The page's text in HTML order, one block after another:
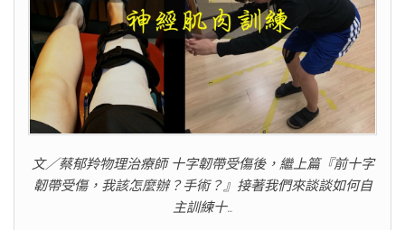
文／蔡郁羚物理治療師 十字韌帶受傷後，繼上篇『前十字
韌帶受傷，我該怎麼辦？手術？』接著我們來談談如何自
主訓練十…